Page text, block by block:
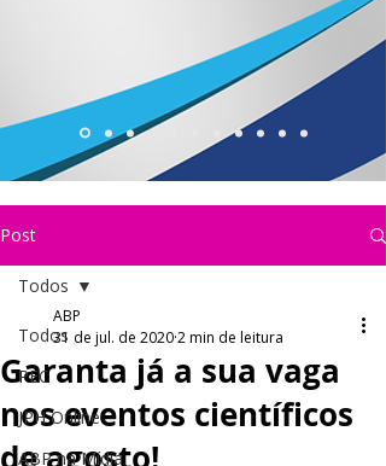
Post
Todos
PEC
JPH Online
ABP na Mídia
Todos
Garanta já a sua vaga
nos eventos científicos
ABP
31 de jul. de 20202 min de leitura